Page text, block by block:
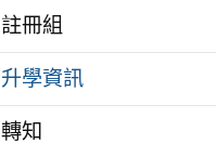
註冊組
升學資訊
轉知